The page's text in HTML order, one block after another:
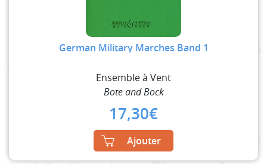
German Military Marches Band 1
Ensemble à Vent
Bote and Bock
17,30€
Ajouter